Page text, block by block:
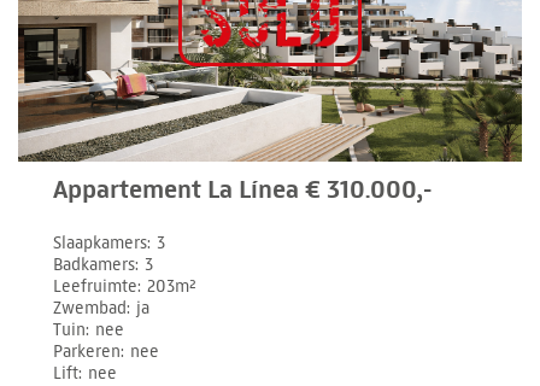
Appartement La Línea € 310.000,-
Slaapkamers 3
Badkamers 3
Leefruimte 203m²
Zwembad ja
Tuin nee
Parkeren nee
Lift nee